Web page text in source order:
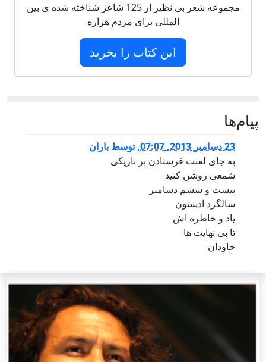
مجموعه شعر بی نظیر از 125 شاعر شناخته شده ی بین
المللی برای مردم هزاره
این کتاب را بخرید
پيام‌ها
23 دسامبر 2013, 07:07 ,توسط باران
به جای لعنت فرستادن بر تاریکی
شمعی روشن کنید
بیست و ششم دسامبر
سالگرد ادیسون
یاد و خاطره اش
تا بی نهایت ها
جاودان